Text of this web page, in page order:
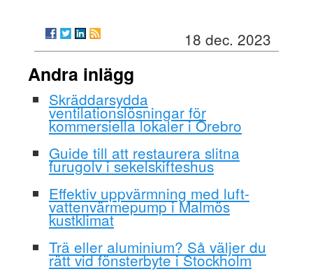
18 dec. 2023
Andra inlägg
Skräddarsydda
ventilationslösningar för
kommersiella lokaler i Örebro
Guide till att restaurera slitna
furugolv i sekelskifteshus
Effektiv uppvärmning med luft-
vattenvärmepump i Malmös
kustklimat
Trä eller aluminium? Så väljer du
rätt vid fönsterbyte i Stockholm